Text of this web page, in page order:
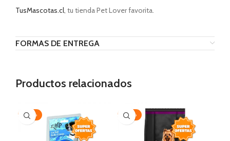
TusMascotas.cl, tu tienda Pet Lover favorita.
FORMAS DE ENTREGA
Productos relacionados
-20% -20%